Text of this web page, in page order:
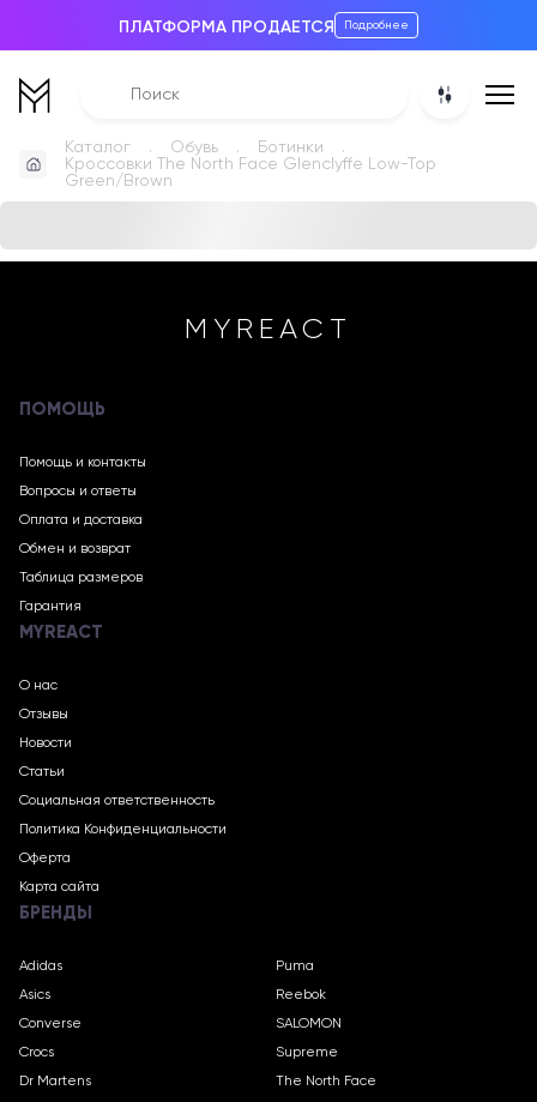
ПЛАТФОРМА ПРОДАЕТСЯ Подробнее
Каталог Обувь
Ботинки
Кроссовки The North Face Glenclyffe Low-Top
Green/Brown
MYREACT
ПОМОЩЬ
Помощь и контакты
Вопросы и ответы
Оплата и доставка
Обмен и возврат
Таблица размеров
Гарантия
MYREACT
О нас
Отзывы
Новости
Статьи
Социальная ответственность
Политика Конфиденциальности
Оферта
Карта сайта
БРЕНДЫ
Adidas
Asics
Converse
Crocs
Dr Martens
Puma
Reebok
SALOMON
Supreme
The North Face